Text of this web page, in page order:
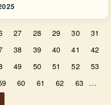
27 28 29 30
31
38 39 40 41
42
49 50 51 52
53
60 61 62 63 …